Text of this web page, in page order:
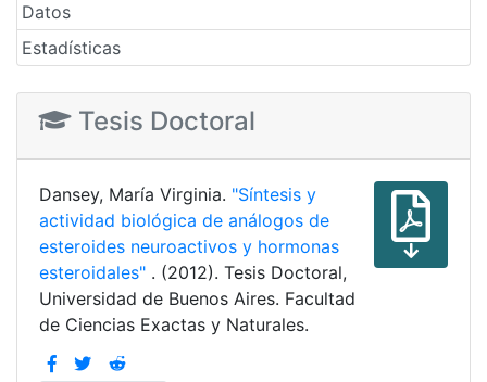
Datos
Estadísticas
Tesis Doctoral
Dansey, María Virginia. "Síntesis y
actividad biológica de análogos de
esteroides neuroactivos y hormonas
esteroidales" . (2012). Tesis Doctoral,
Universidad de Buenos Aires. Facultad
de Ciencias Exactas y Naturales.